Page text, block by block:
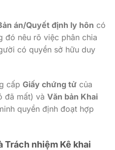
án/Quyết định ly hôn có
đó nêu rõ việc phân chia
có quyền sở hữu duy
cấp Giấy chứng tửcủa
đã mất) và Văn bản Khai
quyền định đoạt hợp
Trách nhiệm Kê khai